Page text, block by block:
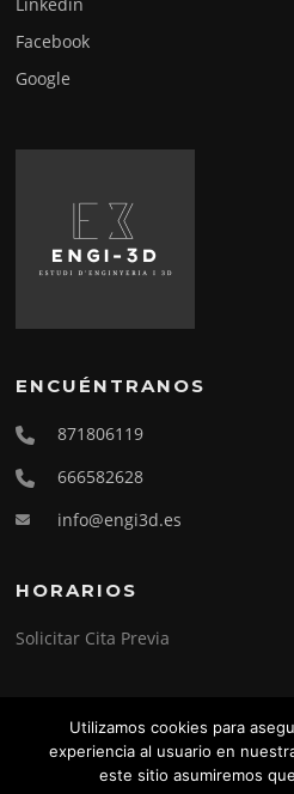
Facebook
Google
ENCUÉNTRANOS
871806119
666582628
info@engi3d.es
HORARIOS
Solicitar Cita Previa
Copyright © 2026 Engi-3D.
Utilizamos cookies para
experiencia al usuario en
este sitio asumiremos